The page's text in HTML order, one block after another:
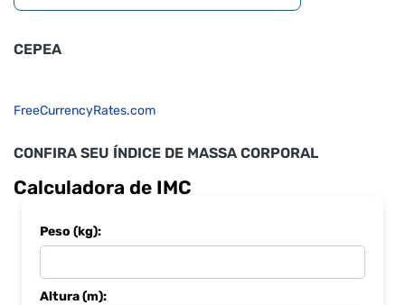
CEPEA
FreeCurrencyRates.com
CONFIRA SEU ÍNDICE DE MASSA CORPORAL
Calculadora de IMC
Peso (kg):
Altura (m):